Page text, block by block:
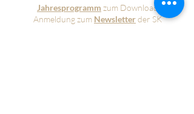
Jahresprogramm zum Download
Anmeldung zum Newsletterder SK